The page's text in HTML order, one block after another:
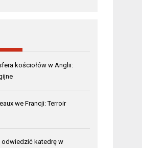
kościołów w Anglii:
we Francji: Terroir
odwiedzić katedrę w